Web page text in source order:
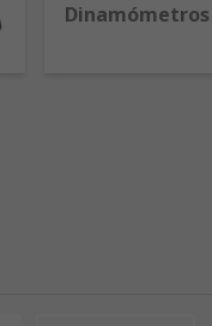
Dinamómetros